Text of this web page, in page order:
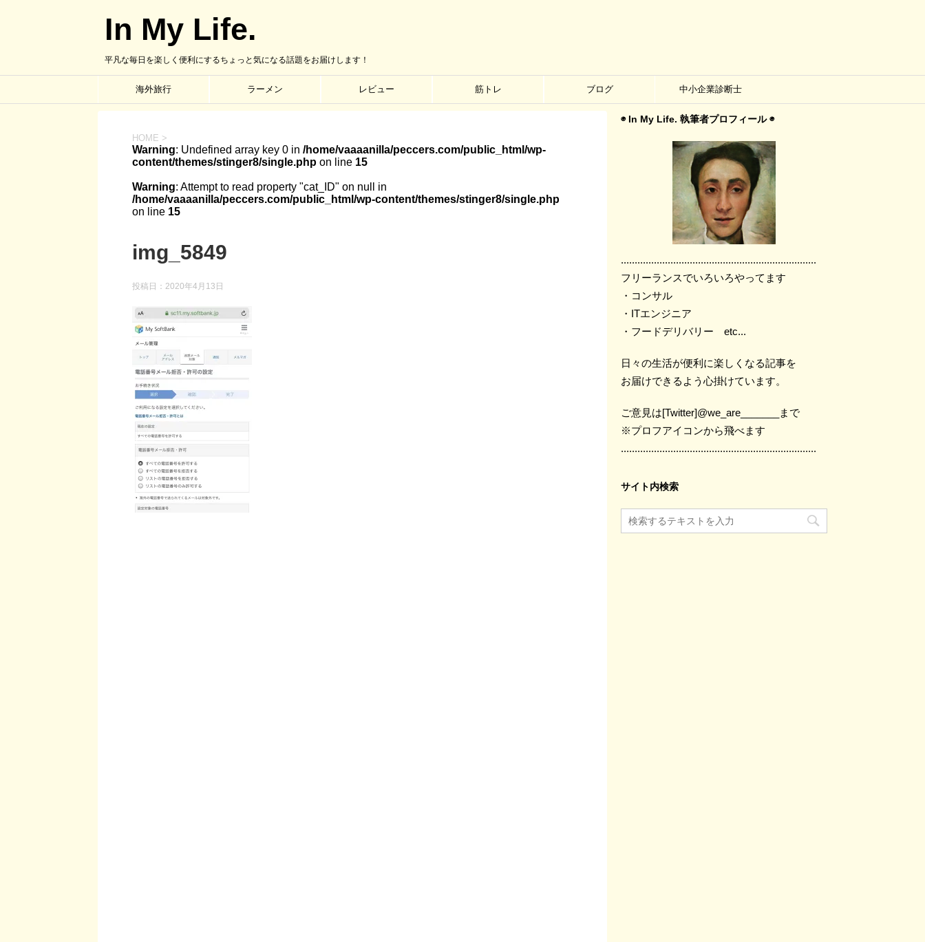
In My Life.
平凡な毎日を楽しく便利にするちょっと気になる話題をお届けします！
海外旅行 ラーメン レビュー 筋トレ ブログ 中小企業診断士
HOME >
Warning: Undefined array key 0 in /home/vaaaanilla/peccers.com/public_html/wp-
content/themes/stinger8/single.php on line 15
Warning: Attempt to read property "cat_ID" on null in
/home/vaaaanilla/peccers.com/public_html/wp-content/themes/stinger8/single.php
on line 15
img_5849
投稿日： 2020年4月13日
◉ In My Life. 執筆者プロフィール ◉
.......................................................................
フリーランスでいろいろやってます
・コンサル
・ITエンジニア
・フードデリバリー etc...
日々の生活が便利に楽しくなる記事を
お届けできるよう心掛けています。
ご意見は[Twitter]@we_are_______まで
※プロフアイコンから飛べます
.......................................................................
サイト内検索